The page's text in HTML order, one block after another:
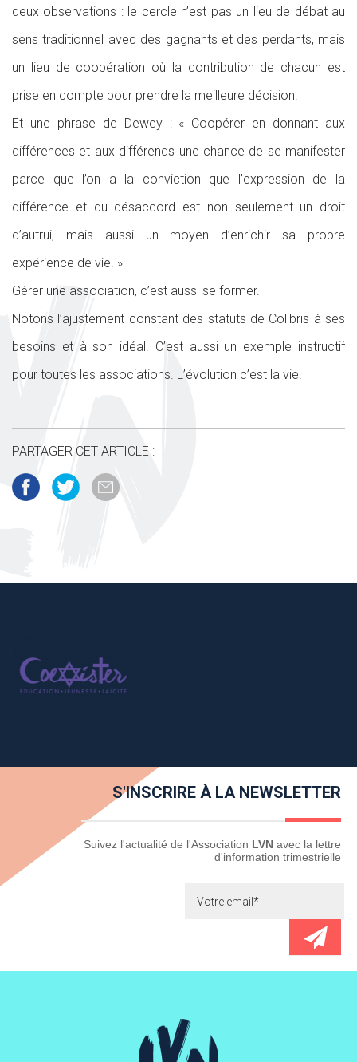
deux observations : le cercle n’est pas un lieu de débat au
sens traditionnel avec des gagnants et des perdants, mais
un lieu de coopération où la contribution de chacun est
prise en compte pour prendre la meilleure décision.
Et une phrase de Dewey : « Coopérer en donnant aux
différences et aux différends une chance de se manifester
parce que l’on a la conviction que l’expression de la
différence et du désaccord est non seulement un droit
d’autrui, mais aussi un moyen d’enrichir sa propre
expérience de vie. »
Gérer une association, c’est aussi se former.
Notons l’ajustement constant des statuts de Colibris à ses
besoins et à son idéal. C’est aussi un exemple instructif
pour toutes les associations. L’évolution c’est la vie.
PARTAGER CET ARTICLE :
S'INSCRIRE À LA NEWSLETTER
Newsletter Suivez l'actualité de l'Association LVN avec la lettre
d'information trimestrielle